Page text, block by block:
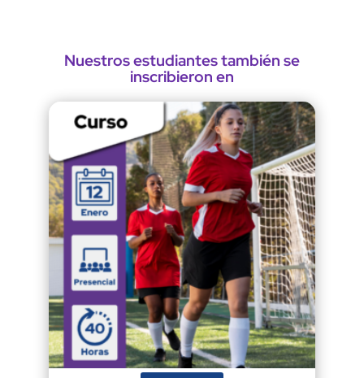
Nuestros estudiantes también se
inscribieron en